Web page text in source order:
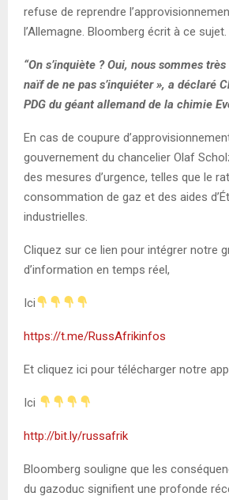
refuse de reprendre
l’Allemagne. Bloomberg écrit à ce sujet.
“On s’inquiète ? Oui, nous sommes
naïf de ne pas s’inquiéter », a déclaré
PDG du géant allemand de la chimie
En cas de coupure
gouvernement du chancelier Olaf
des mesures d’urgence, telles que le
consommation de gaz et des aides
industrielles.
Cliquez sur ce lien pour intégrer notre
d’information en temps réel,
Ici
https://t.me/RussAfrikinfos
Et cliquez ici pour télécharger notre
Ici
http://bit.ly/russafrik
Bloomberg souligne que les
du gazoduc signifient une profonde